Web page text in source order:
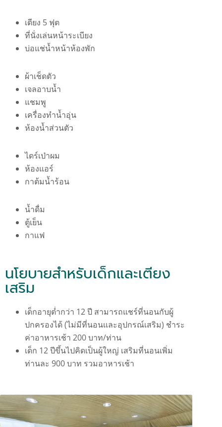
เตียง 5 ฟุต
ที่นั่งเล่นหน้าระเบียง
บ่อแช่น้ำหน้าห้องพัก
ผ้าเช็ดตัว
เจลอาบน้ำ
แชมพู
เครื่องทำน้ำอุ่น
ห้องน้ำส่วนตัว
ไดร์เป่าผม
ห้องแอร์
กาต้มน้ำร้อน
น้ำดื่ม
ตู้เย็น
กาแฟ
นโยบายสำหรับเด็กและเตียง
เสริม
เด็กอายุต่ำกว่า 12 ปี สามารถแชร์ที่นอนกับผู้
ปกครองได้ (ไม่มีที่นอนและอุปกรณ์เสริม) ชำระ
ค่าอาหารเช้า 200 บาท/ท่าน
เด็ก 12 ปีขึ้นไปคิดเป็นผู้ใหญ่ เสริมที่นอนเพิ่ม
ท่านละ 900 บาท รวมอาหารเช้า